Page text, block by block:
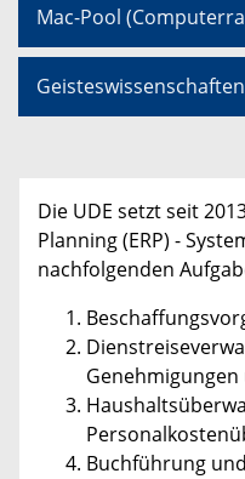
Mac-Pool
Geisteswissenschaften
Die UDE setzt seit
Planning (ERP) -
nachfolgenden
Buchführung